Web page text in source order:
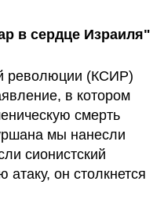
в сердце Израиля"
революции (КСИР)
в котором
смерть
мы нанесли
сионистский
атаку, он столкнется